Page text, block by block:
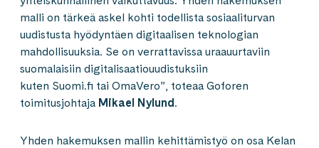
malli on tärkeä askel kohti todellista sosiaaliturvan
uudistusta hyödyntäen digitaalisen teknologian
mahdollisuuksia. Se on verrattavissa uraauurtaviin
suomalaisiin digitalisaatiouudistuksiin
kuten Suomi.fi tai OmaVero”, toteaa Goforen
toimitusjohtaja Mikael Nylund.
Yhden hakemuksen mallin kehittämistyö on osa Kelan